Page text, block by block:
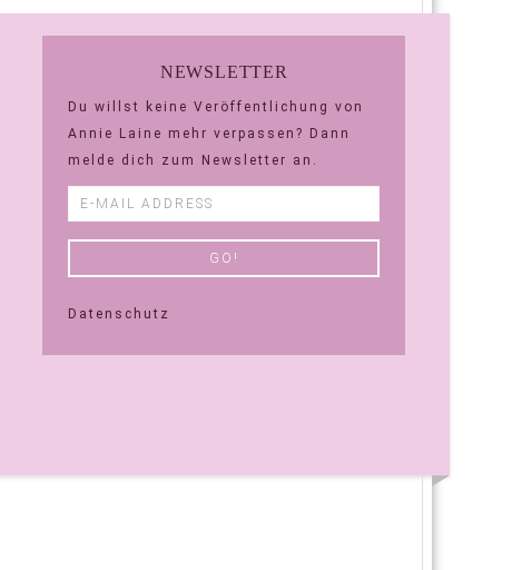
NEWSLETTER
Du willst keine Veröffentlichung von
Annie Laine mehr verpassen? Dann
melde dich zum Newsletter an.
Datenschutz